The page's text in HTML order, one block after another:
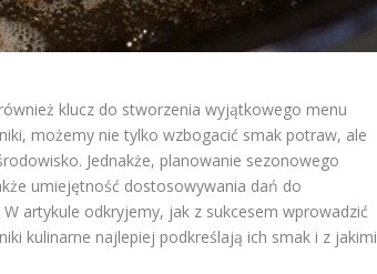
klucz do stworzenia wyjątkowego menu
możemy nie tylko wzbogacić smak potraw, ale
Jednakże, planowanie sezonowego
umiejętność dostosowywania dań do
artykule odkryjemy, jak z sukcesem wprowadzić
kulinarne najlepiej podkreślają ich smak i z jakimi